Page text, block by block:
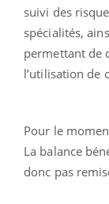
suivi des
spécialités,
permettant de
l’utilisation de
Pour le
La balance
donc pas